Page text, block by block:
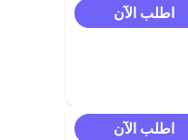
اطلب الآن
اطلب الآن